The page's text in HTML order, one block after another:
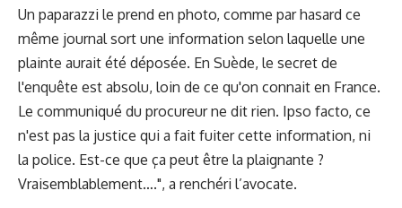
Un paparazzi le prend en photo, comme par hasard ce
même journal sort une information selon laquelle une
plainte aurait été déposée. En Suède, le secret de
l'enquête est absolu, loin de ce qu'on connait en France.
Le communiqué du procureur ne dit rien. Ipso facto, ce
n'est pas la justice qui a fait fuiter cette information, ni
la police. Est-ce que ça peut être la plaignante ?
Vraisemblablement….", a renchéri l’avocate.